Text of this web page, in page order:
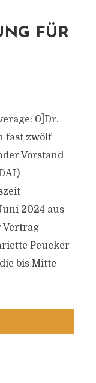
FÜR
0]Dr.
fast zwölf
Vorstand
2024 aus
Vertrag
Peucker
bis Mitte